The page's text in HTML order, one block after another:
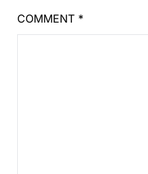
COMMENT *